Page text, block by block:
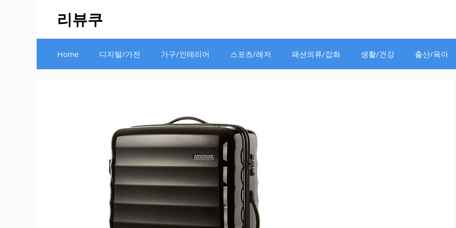
리뷰쿠
Home 디지털/가전 가구/인테리어 스포츠/레저 패션의류/잡화 생활/건강 출산/육아